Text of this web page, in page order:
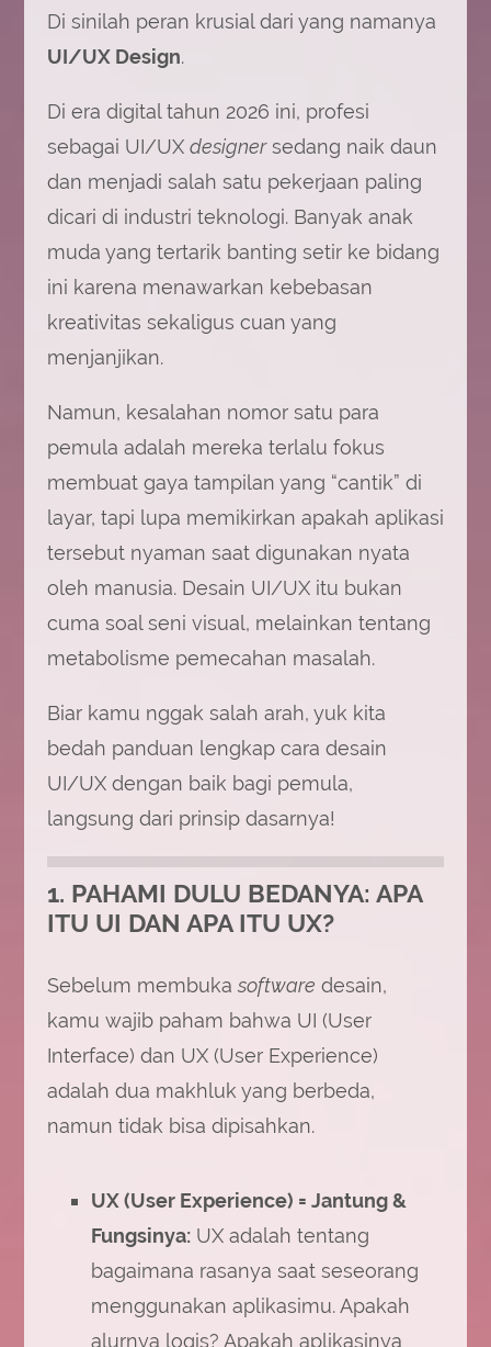
Di sinilah peran krusial dari yang namanya
UI/UX Design.
Di era digital tahun 2026 ini, profesi
sebagai UI/UX designersedang naik daun
dan menjadi salah satu pekerjaan paling
dicari di industri teknologi. Banyak anak
muda yang tertarik banting setir ke bidang
ini karena menawarkan kebebasan
kreativitas sekaligus cuan yang
menjanjikan.
Namun, kesalahan nomor satu para
pemula adalah mereka terlalu fokus
membuat gaya tampilan yang “cantik” di
layar, tapi lupa memikirkan apakah aplikasi
tersebut nyaman saat digunakan nyata
oleh manusia. Desain UI/UX itu bukan
cuma soal seni visual, melainkan tentang
metabolisme pemecahan masalah.
Biar kamu nggak salah arah, yuk kita
bedah panduan lengkap cara desain
UI/UX dengan baik bagi pemula,
langsung dari prinsip dasarnya!
1. PAHAMI DULU BEDANYA: APA
ITU UI DAN APA ITU UX?
Sebelum membuka software desain,
kamu wajib paham bahwa UI (User
Interface) dan UX (User Experience)
adalah dua makhluk yang berbeda,
namun tidak bisa dipisahkan.
UX (User Experience) = Jantung &
Fungsinya:UX adalah tentang
bagaimana rasanya saat seseorang
menggunakan aplikasimu. Apakah
alurnya logis? Apakah aplikasinya